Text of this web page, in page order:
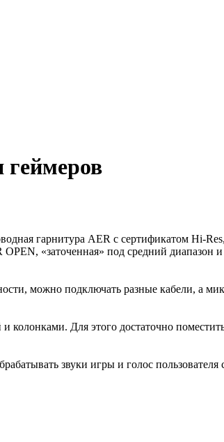
геймеров
гарнитура AER с сертификатом Hi-
OPEN, «заточенная» под средний
можно подключать разные кабели, а
колонками. Для этого достаточно
звуки игры и голос